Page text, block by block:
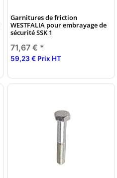
Garnitures de friction
WESTFALIA pour embrayage de
sécurité SSK 1
71,67 € *
59,23 € Prix HT